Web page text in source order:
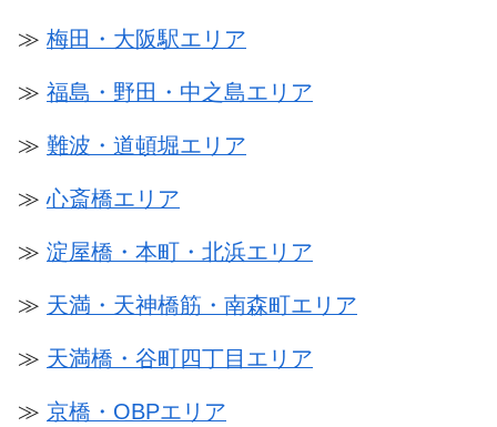
≫ 梅田・大阪駅エリア
≫ 福島・野田・中之島エリア
≫ 難波・道頓堀エリア
≫心斎橋エリア
≫ 淀屋橋・本町・北浜エリア
≫ 天満・天神橋筋・南森町エリア
≫ 天満橋・谷町四丁目エリア
≫ 京橋・OBPエリア